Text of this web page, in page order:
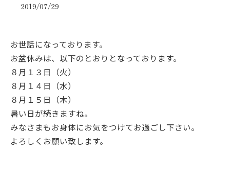
2019/07/29
お世話になっております。
お盆休みは、以下のとおりとなっております。
８月１３日（火）
８月１４日（水）
８月１５日（木）
暑い日が続きますね。
みなさまもお身体にお気をつけてお過ごし下さい。
よろしくお願い致します。